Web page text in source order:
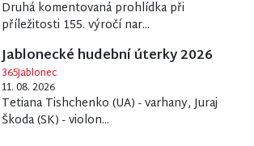
Druhá komentovaná prohlídka při
příležitosti 155. výročí nar...
Jablonecké hudební úterky 2026
365Jablonec
11. 08. 2026
Tetiana Tishchenko (UA) - varhany, Juraj
Škoda (SK) - violon...